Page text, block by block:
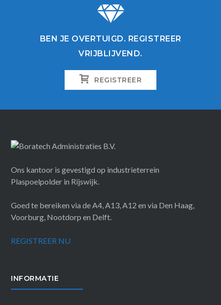
BEN JE OVERTUIGD. REGISTREER
VRIJBLIJVEND.
REGISTREER
Ons kantoor is gevestigd op industrieterrein
Plaspoelpolder in Rijswijk.
Goed te bereiken via de A4, A13, A12 en via Den Haag,
Voorburg, Nootdorp en Delft.
REGISTREER NU
INFORMATIE